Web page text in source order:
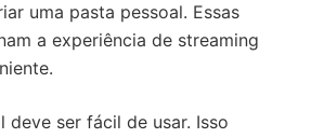
uma pasta pessoal. Essas
a experiência de streaming
deve ser fácil de usar. Isso